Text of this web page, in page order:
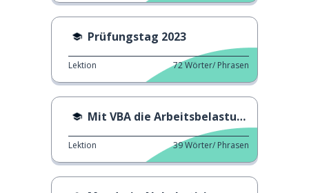
Prüfungstag 2023
Lektion 72Wörter/ Phrasen
Mit VBA die Arbeitsbelastung reduzieren
Lektion 39Wörter/ Phrasen